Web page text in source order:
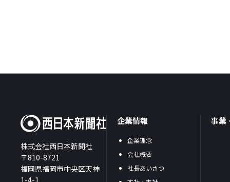
株式会社西日本新聞社
〒810-8721
福岡県福岡市中央区天神
1-4-1
企業情報
企業理念
会社概要
社長あいさつ
事業